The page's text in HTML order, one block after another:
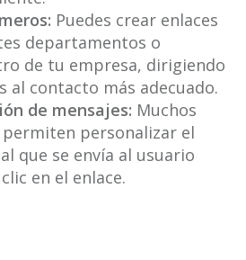
Puedes crear enlaces
departamentos o
de tu empresa, dirigiendo
al contacto más adecuado.
de mensajes: Muchos
personalizar el
que se envía al usuario
en el enlace.